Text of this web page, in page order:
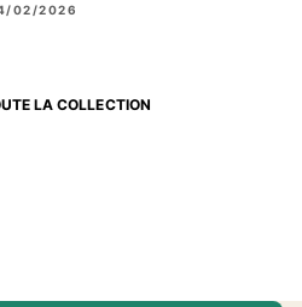
02/2026
LA COLLECTION